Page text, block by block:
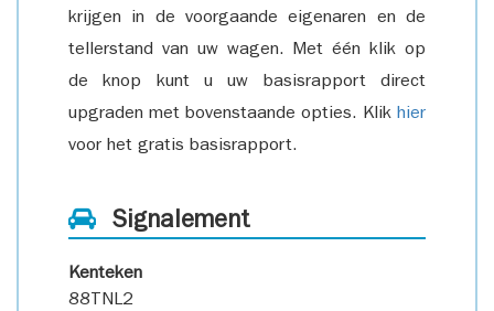
krijgen in de voorgaande eigenaren en de
tellerstand van uw wagen. Met één klik op
de knop kunt u uw basisrapport direct
upgraden met bovenstaande opties. Klik hier
voor het gratis basisrapport.
Signalement
Kenteken
88TNL2